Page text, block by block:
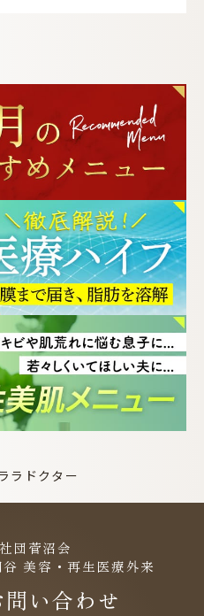
ラドクター
団菅沼会
美容・再生医療外来
い合わせ